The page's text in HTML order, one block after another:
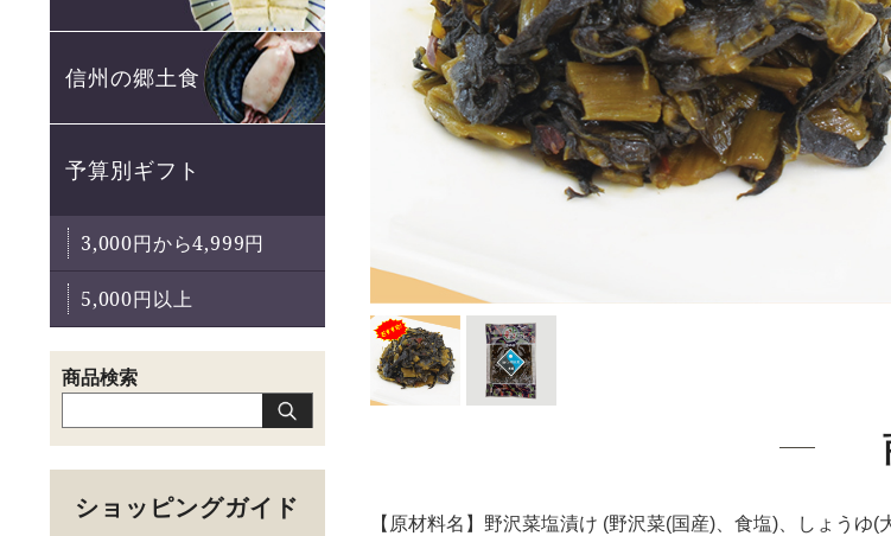
【原材料名】野沢菜塩漬け (野沢菜(国産)、食塩)、しょう
信州の郷土食
予算別ギフト
3,000円から4,999円
5,000円以上
ショッピングガイド